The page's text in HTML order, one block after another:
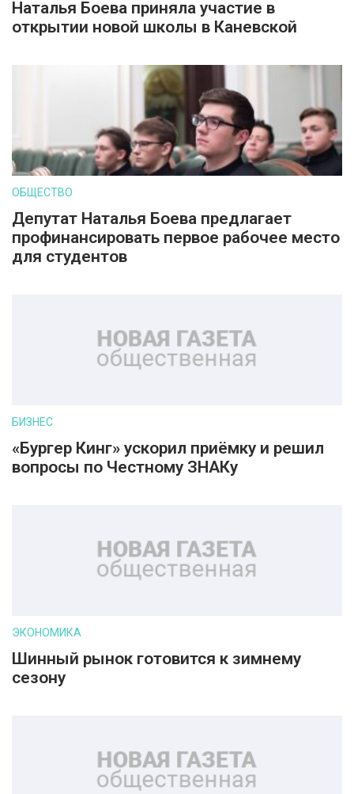
Наталья Боева приняла участие в
открытии новой школы в Каневской
ОБЩЕСТВО
Депутат Наталья Боева предлагает
профинансировать первое рабочее место
для студентов
БИЗНЕС
«Бургер Кинг» ускорил приёмку и решил
вопросы по Честному ЗНАКу
ЭКОНОМИКА
Шинный рынок готовится к зимнему
сезону